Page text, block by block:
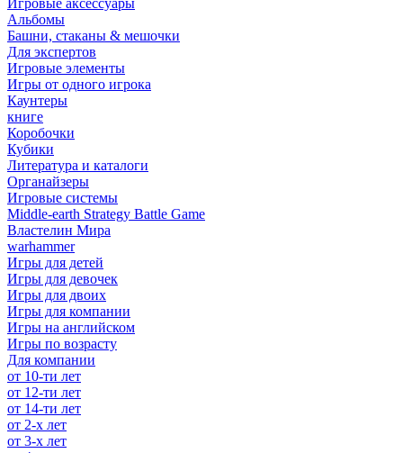
Игровые аксессуары
Альбомы
Башни, стаканы & мешочки
Для экспертов
Игровые элементы
Игры от одного игрока
Каунтеры
книге
Коробочки
Кубики
Литература и каталоги
Органайзеры
Игровые системы
Middle-earth Strategy Battle Game
Властелин Мира
warhammer
Игры для детей
Игры для девочек
Игры для двоих
Игры для компании
Игры на английском
Игры по возрасту
Для компании
от 10-ти лет
от 12-ти лет
от 14-ти лет
от 2-х лет
от 3-х лет